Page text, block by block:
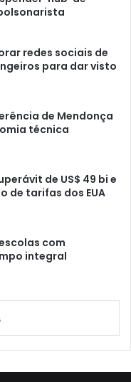
redes sociais de
para dar visto
de Mendonça
técnica
de US$ 49 bi e
de tarifas dos EUA
com
integral